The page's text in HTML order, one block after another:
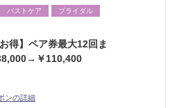
バストケア
ブライダル
得】ペア券最大12回ま
￥110,400
ンの詳細